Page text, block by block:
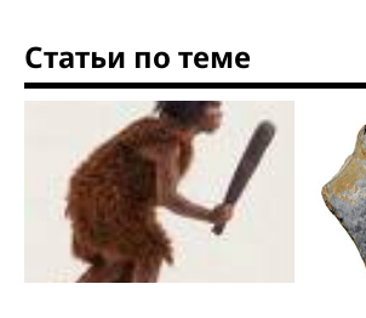
Статьи по теме